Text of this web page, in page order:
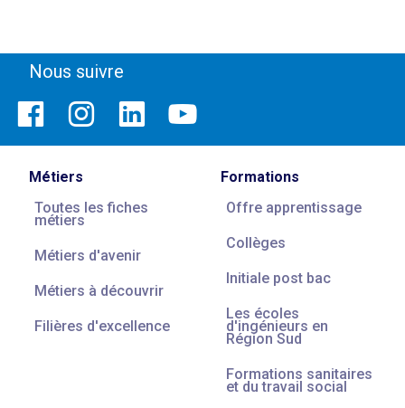
Nous suivre
Métiers
Toutes les fiches
métiers
Métiers d'avenir
Métiers à découvrir
Filières d'excellence
Formations
Offre apprentissage
Collèges
Initiale post bac
Les écoles
d'ingénieurs en
Région Sud
Formations sanitaires
et du travail social